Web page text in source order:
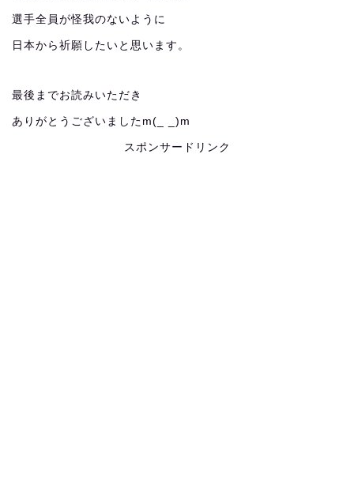
選手全員が怪我のないように
日本から祈願したいと思います。
最後までお読みいただき
ありがとうございましたm(_ _)m
スポンサードリンク